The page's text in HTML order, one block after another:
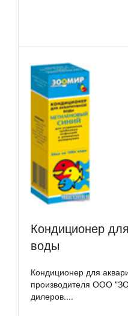
Кондиционер
воды
Кондиционер для
производителя ООО
дилеров....